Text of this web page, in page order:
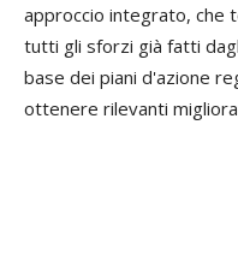
approccio integrato, che
tutti gli sforzi già fatti
base dei piani d'azione
ottenere rilevanti